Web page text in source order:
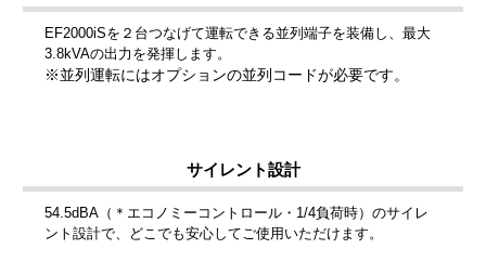
EF2000iSを２台つなげて運転できる並列端子を装備し、最大
3.8kVAの出力を発揮します。
※並列運転にはオプションの並列コードが必要です。
サイレント設計
54.5dBA（＊エコノミーコントロール・1/4負荷時）のサイレ
ント設計で、どこでも安心してご使用いただけます。